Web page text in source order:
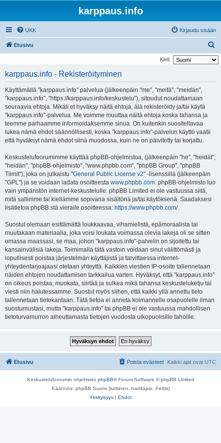
karppaus.info
UKK Kirjaudu sisään
Etusivu
t
Kieli:
karppaus.info - Rekisteröityminen
Käyttämällä "karppaus.info" palvelua (jälkeenpäin "me", "meitä", "meidän",
"karppaus.info", "https://karppaus.info/keskustelu"), sitoudut noudattamaan
seuraavia ehtoja. Mikäli et hyväksy näitä ehtoja, älä rekisteröidy ja/tai käytä
"karppaus.info"-palvelua. Me voimme muuttaa näitä ehtoja koska tahansa ja
teemme parhaamme informoidaksemme sinua. On kuitenkin suositeltavaa
lukea nämä ehdot säännöllisesti, koska "karppaus.info"-palvelun käyttö vaatii
että hyväksyt nämä ehdot siinä muodossa, kuin ne on päivitetty tai korjattu.
Keskustelufoorumimme käyttää phpBB-ohjelmistoa, (jälkeenpäin "he", "heidät",
"heidän", "phpBB-ohjelmisto", "www.phpbb.com", "phpBB Group", "phpBB
Tiimit"), joka on julkaistu "General Public License v2" -lisenssillä (jälkeenpäin
"GPL") ja se voidaan ladata osoitteesta www.phpbb.com. phpBB-ohjelmisto luo
vain ympäristön internet-keskustelulle. phpBB Limited ei ole vastuussa siitä,
mitä sallimme tai kiellämme sopivana sisältönä ja/tai käytöksenä. Saadaksesi
lisätietoa phpBB:stä vieraile osoitteessa: https://www.phpbb.com/.
Suostut olemaan esittämättä loukkaavaa, vihamielistä, epämoraalista tai
muutakaan materiaalia, joka voisi loukata voimassa olevia lakeja oli se sitten
omassa maassasi, se maa, johon "karppaus.info"-palvelin on sijoitettu tai
kansainvälisiä lakeja. Toimimalla tätä vastoin voidaan sinut välittömästi ja
lopullisesti poistaa järjestelmän käyttäjistä ja tarvittaessa internet-
yhteydentarjoajaasi otetaan yhteyttä. Kaikkien viestien IP-osoite tallennetaan
näiden ehtojen noudattamisen tarkkailua varten. Hyväksyt, että "karppaus.info"
on oikeus poistaa, muokata, siirtää ja sulkea mikä tahansa keskusteluketju tai
viesti niin halutessamme. Suostut myös siihen, että kaikki yllä annettu tieto
tallennetaan tietokantaan. Tätä tietoa ei anneta kolmannelle osapuolelle ilman
suostumustasi, mutta "karppaus.info" tai phpBB ei ole vastuussa mahdollisen
tietoturvamurron aiheuttamasta tietojen vuodosta ulkopuolisille tahoille.
Etusivu Kaikki ajat ovat UTC
Poista evästeet
Keskustelufoorumin ohjelmisto phpBB® Forum Software © phpBB Limited
Käännös: phpBB Suomi (lurttinen, harritapio, Pettis)
Yksityisyys | Ehdot